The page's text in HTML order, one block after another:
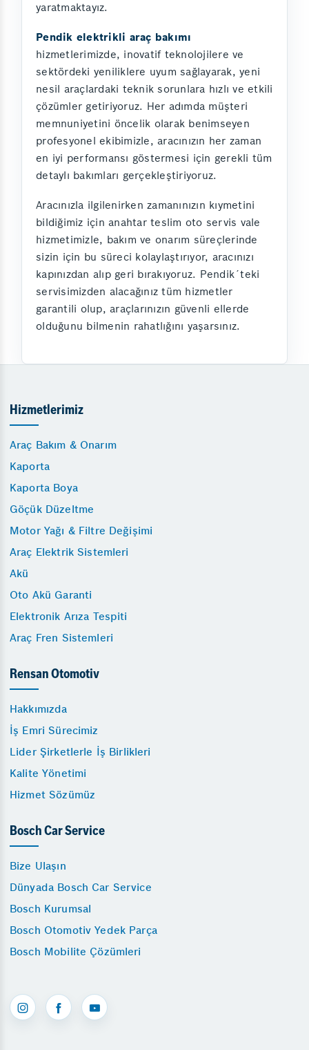
yaratmaktayız.
Pendik elektrikli araç bakımı
hizmetlerimizde, inovatif teknolojilere ve
sektördeki yeniliklere uyum sağlayarak, yeni
nesil araçlardaki teknik sorunlara hızlı ve etkili
çözümler getiriyoruz. Her adımda müşteri
memnuniyetini öncelik olarak benimseyen
profesyonel ekibimizle, aracınızın her zaman
en iyi performansı göstermesi için gerekli tüm
detaylı bakımları gerçekleştiriyoruz.
Aracınızla ilgilenirken zamanınızın kıymetini
bildiğimiz için anahtar teslim oto servis vale
hizmetimizle, bakım ve onarım süreçlerinde
sizin için bu süreci kolaylaştırıyor, aracınızı
kapınızdan alıp geri bırakıyoruz. Pendik´teki
servisimizden alacağınız tüm hizmetler
garantili olup, araçlarınızın güvenli ellerde
olduğunu bilmenin rahatlığını yaşarsınız.
Hizmetlerimiz
Araç Bakım & Onarım
Kaporta
Kaporta Boya
Göçük Düzeltme
Motor Yağı & Filtre Değişimi
Araç Elektrik Sistemleri
Akü
Oto Akü Garanti
Elektronik Arıza Tespiti
Araç Fren Sistemleri
Rensan Otomotiv
Hakkımızda
İş Emri Sürecimiz
Lider Şirketlerle İş Birlikleri
Kalite Yönetimi
Hizmet Sözümüz
Bosch Car Service
Bize Ulaşın
Dünyada Bosch Car Service
Bosch Kurumsal
Bosch Otomotiv Yedek Parça
Bosch Mobilite Çözümleri